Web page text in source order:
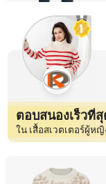
ใน เสื้อสเวตเตอร์ผู้หญิ
Guangzhou